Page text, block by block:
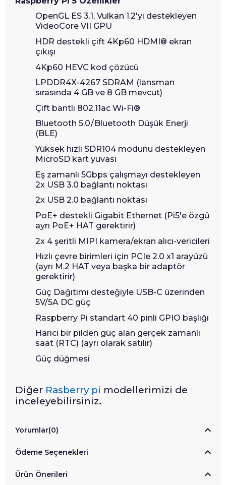
OpenGL ES 3.1, Vulkan 1.2'yi destekleyen
VideoCore VII GPU
HDR destekli çift 4Kp60 HDMI® ekran
çıkışı
4Kp60 HEVC kod çözücü
LPDDR4X-4267 SDRAM (lansman
sırasında 4 GB ve 8 GB mevcut)
Çift bantlı 802.11ac Wi-Fi®
Bluetooth 5.0 / Bluetooth Düşük Enerji
(BLE)
Yüksek hızlı SDR104 modunu destekleyen
MicroSD kart yuvası
Eş zamanlı 5Gbps çalışmayı destekleyen
2x USB 3.0 bağlantı noktası
2x USB 2.0 bağlantı noktası
PoE+ destekli Gigabit Ethernet (Pi5'e özgü
ayrı PoE+ HAT gerektirir)
2x 4 şeritli MIPI kamera/ekran alıcı-vericileri
Hızlı çevre birimleri için PCIe 2.0 x1 arayüzü
(ayrı M.2 HAT veya başka bir adaptör
gerektirir)
Güç Dağıtımı desteğiyle USB-C üzerinden
5V/5A DC güç
Raspberry Pi standart 40 pinli GPIO başlığı
Harici bir pilden güç alan gerçek zamanlı
saat (RTC) (ayrı olarak satılır)
Güç düğmesi
Diğer Rasberry pi modellerimizi de
inceleyebilirsiniz.
Yorumlar(0)
Ödeme Seçenekleri
Ürün Önerileri